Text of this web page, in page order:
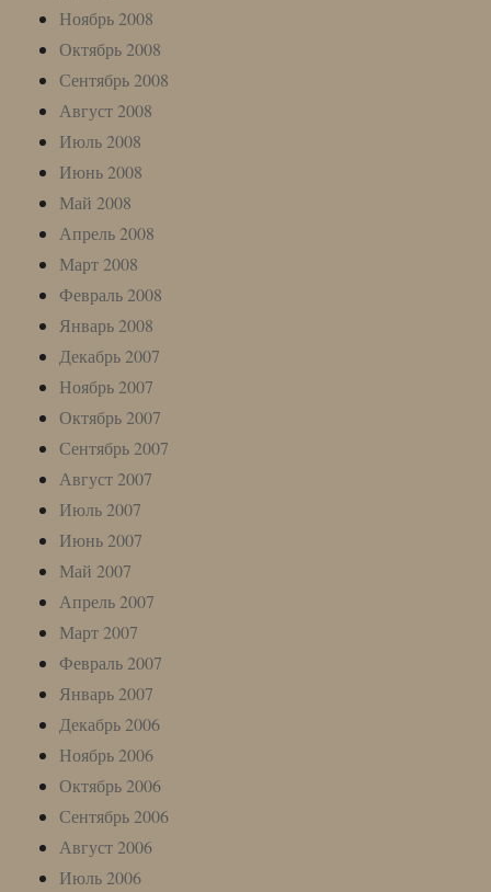
Ноябрь 2008
Октябрь 2008
Сентябрь 2008
Август 2008
Июль 2008
Июнь 2008
Май 2008
Апрель 2008
Март 2008
Февраль 2008
Январь 2008
Декабрь 2007
Ноябрь 2007
Октябрь 2007
Сентябрь 2007
Август 2007
Июль 2007
Июнь 2007
Май 2007
Апрель 2007
Март 2007
Февраль 2007
Январь 2007
Декабрь 2006
Ноябрь 2006
Октябрь 2006
Сентябрь 2006
Август 2006
Июль 2006